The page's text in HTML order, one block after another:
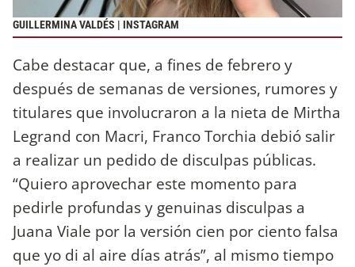
GUILLERMINA VALDÉS | INSTAGRAM
Cabe destacar que, a fines de febrero y
después de semanas de versiones, rumores y
titulares que involucraron a la nieta de Mirtha
Legrand con Macri, Franco Torchia debió salir
a realizar un pedido de disculpas públicas.
“Quiero aprovechar este momento para
pedirle profundas y genuinas disculpas a
Juana Viale por la versión cien por ciento falsa
que yo di al aire días atrás”, al mismo tiempo